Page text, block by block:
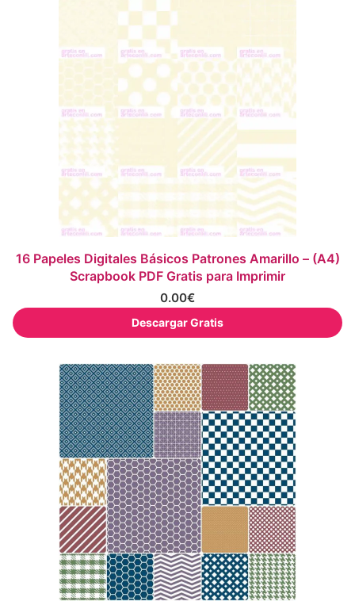
16 Papeles Digitales Básicos Patrones Amarillo – (A4)
Scrapbook PDF Gratis para Imprimir
0.00€
Descargar Gratis